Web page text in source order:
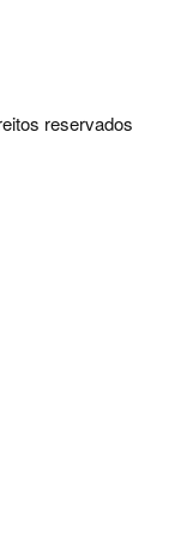
reservados